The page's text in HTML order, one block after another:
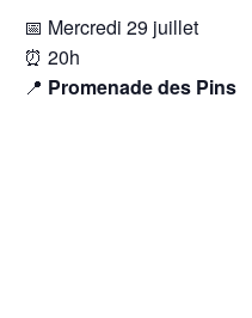
📅 Mercredi 29 juillet
⏰ 20h
📍 Promenade des Pins